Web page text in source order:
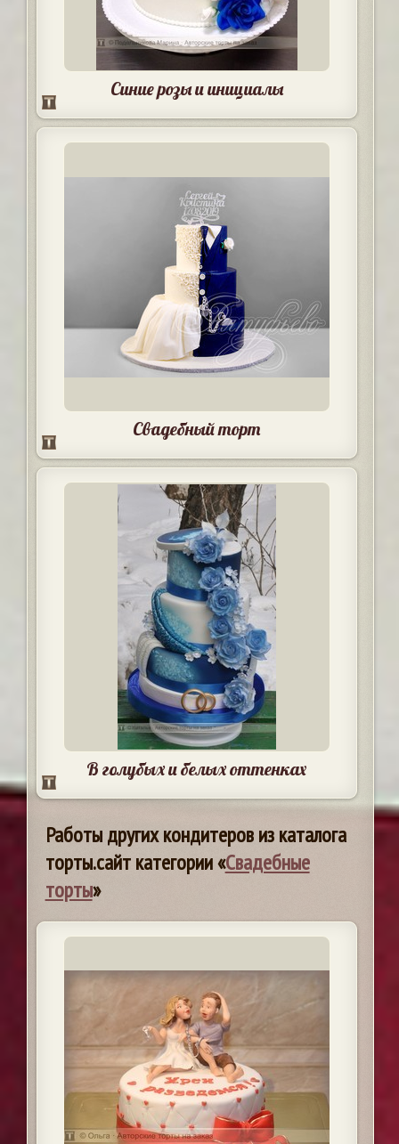
Синие розы и инициалы
Свадебный торт
В голубых и белых оттенках
Работы других кондитеров из каталога
торты.сайт категории «Свадебные
торты»